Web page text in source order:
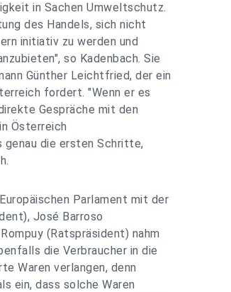
in Sachen Umweltschutz.
des Handels, sich nicht
initiativ zu werden und
so Kadenbach. Sie
Günther Leichtfried, der ein
fordert. "Wenn er es
Gespräche mit den
Österreich
genau die ersten Schritte,
Parlament mit der
José Barroso
(Ratspräsident) nahm
die Verbraucher in die
Waren verlangen, denn
ein, dass solche Waren